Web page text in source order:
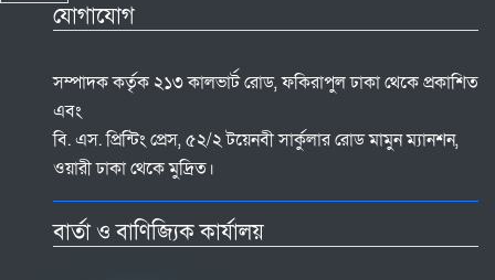
যোগাযোগ
সম্পাদক কর্তৃক ২১৩ কালভার্ট রোড, ফকিরাপুল ঢাকা থেকে প্রকাশিত
এবং
বি. এস. প্রিন্টিং প্রেস, ৫২/২ টয়েনবী সার্কুলার রোড মামুন ম্যানশন,
ওয়ারী ঢাকা থেকে মুদ্রিত।
বার্তা ও বাণিজ্যিক কার্যালয়